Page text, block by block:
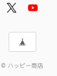
© ハッピー商店